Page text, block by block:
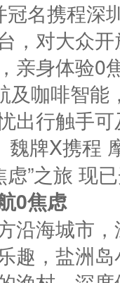
名携程深
，对大众
亲身体验
咖啡智能
出行触手
0焦虑
沿海城市
趣，盐洲